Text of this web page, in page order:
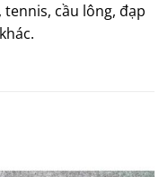
cầu lông, đạp